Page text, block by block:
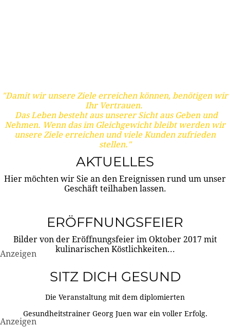
"Damit wir unsere Ziele erreichen können, benötigen wir
Ihr Vertrauen.
Das Leben besteht aus unserer Sicht aus Geben und
Nehmen. Wenn das im Gleichgewicht bleibt werden wir
unsere Ziele erreichen und viele Kunden zufrieden
stellen."
AKTUELLES
Hier möchten wir Sie an den Ereignissen rund um unser
Geschäft teilhaben lassen.
ERÖFFNUNGSFEIER
Bilder von der Eröffnungsfeier im Oktober 2017 mit
kulinarischen Köstlichkeiten...
Anzeigen
SITZ DICH GESUND
Die Veranstaltung mit dem diplomierten
Gesundheitstrainer Georg Juen war ein voller Erfolg.
Anzeigen